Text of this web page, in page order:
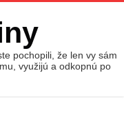
pochopili, že len vy sám
využijú a odkopnú po